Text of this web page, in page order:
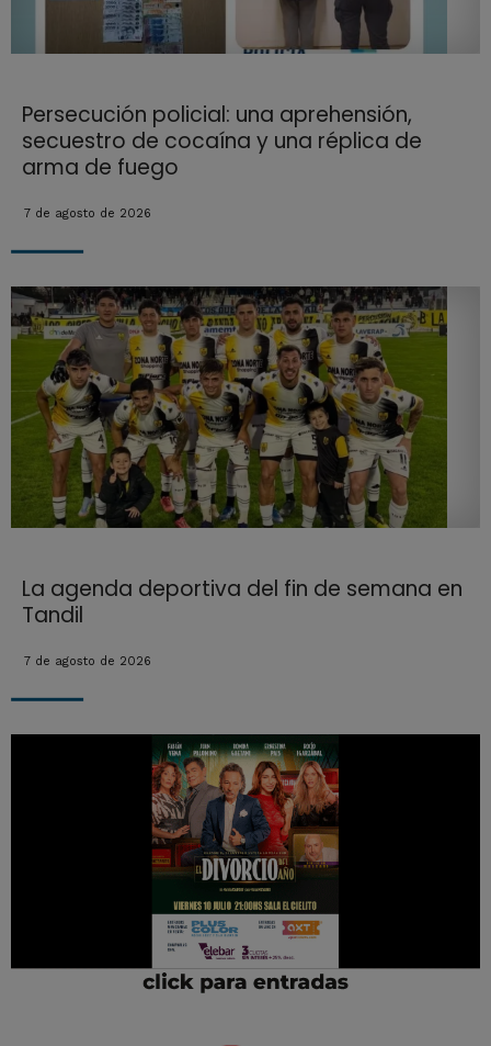
Persecución policial: una aprehensión,
secuestro de cocaína y una réplica de
arma de fuego
7 de agosto de 2026
La agenda deportiva del fin de semana en
Tandil
7 de agosto de 2026